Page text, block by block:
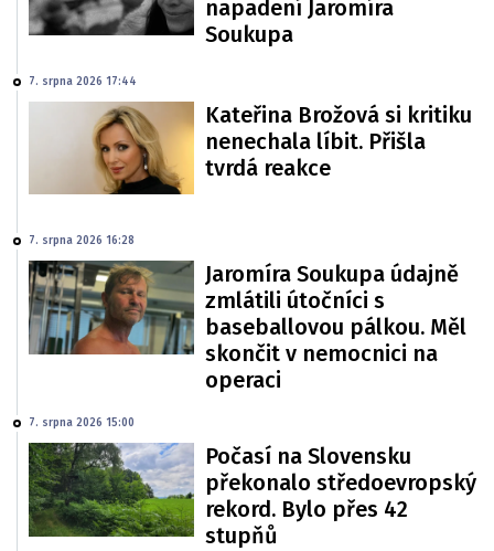
napadení Jaromíra
Soukupa
7. srpna 2026 17:44
Kateřina Brožová si kritiku
nenechala líbit. Přišla
tvrdá reakce
7. srpna 2026 16:28
Jaromíra Soukupa údajně
zmlátili útočníci s
baseballovou pálkou. Měl
skončit v nemocnici na
operaci
7. srpna 2026 15:00
Počasí na Slovensku
překonalo středoevropský
rekord. Bylo přes 42
stupňů